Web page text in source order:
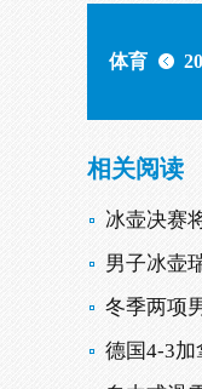
体育
相关阅读
冰壶决赛
男子冰壶
冬季两项
德国4-3加